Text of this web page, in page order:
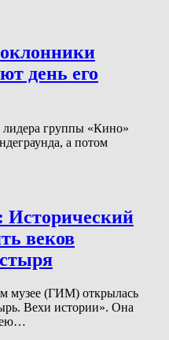
день его
группы «Кино»
а потом
Исторический
веков
музее (ГИМ) открылась
Вехи истории». Она